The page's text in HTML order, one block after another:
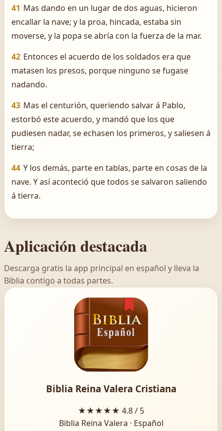
41 Mas dando en un lugar de dos aguas, hicieron
encallar la nave; y la proa, hincada, estaba sin
moverse, y la popa se abría con la fuerza de la mar.
42 Entonces el acuerdo de los soldados era que
matasen los presos, porque ninguno se fugase
nadando.
43 Mas el centurión, queriendo salvar á Pablo,
estorbó este acuerdo, y mandó que los que
pudiesen nadar, se echasen los primeros, y saliesen á
tierra;
44 Y los demás, parte en tablas, parte en cosas de la
nave. Y así aconteció que todos se salvaron saliendo
á tierra.
Aplicación destacada
Descarga gratis la app principal en español y lleva la
Biblia contigo a todas partes.
Biblia Reina Valera Cristiana
★★★★★ 4.8 / 5
Biblia Reina Valera · Español